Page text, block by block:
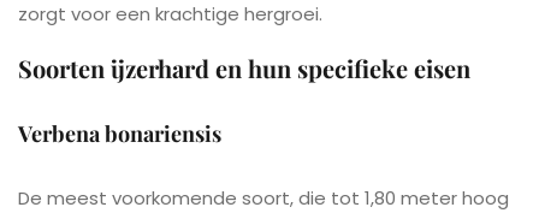
zorgt voor een krachtige hergroei.
Soorten ijzerhard en hun specifieke eisen
Verbena bonariensis
De meest voorkomende soort, die tot 1,80 meter hoog